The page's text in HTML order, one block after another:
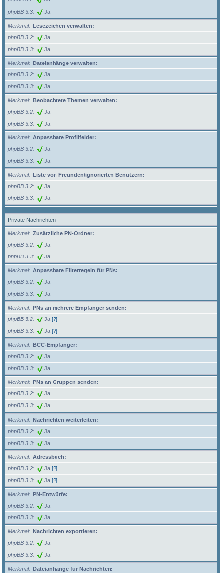
phpBB 3.3 Ja
Merkmal
Lesezeichen verwalten:
phpBB 3.2
Ja
phpBB 3.3 Ja
Merkmal
Dateianhänge verwalten:
phpBB 3.2
Ja
phpBB 3.3 Ja
Merkmal
Beobachtete Themen verwalten:
phpBB 3.2
Ja
phpBB 3.3 Ja
Merkmal
Anpassbare Profilfelder:
phpBB 3.2
Ja
phpBB 3.3 Ja
Merkmal
Liste von Freunden/ignorierten Benutzern:
phpBB 3.2
Ja
phpBB 3.3 Ja
Private Nachrichten
Merkmal
Zusätzliche PN-Ordner:
phpBB 3.2
Ja
phpBB 3.3 Ja
Merkmal
Anpassbare Filterregeln für PNs:
phpBB 3.2
Ja
phpBB 3.3 Ja
Merkmal
PNs an mehrere Empfänger senden:
phpBB 3.2
Ja [?]
phpBB 3.3 Ja [?]
Merkmal
BCC-Empfänger:
phpBB 3.2
Ja
phpBB 3.3 Ja
Merkmal
PNs an Gruppen senden:
phpBB 3.2
Ja
phpBB 3.3 Ja
Merkmal
Nachrichten weiterleiten:
phpBB 3.2
Ja
phpBB 3.3 Ja
Merkmal
Adressbuch:
phpBB 3.2
Ja [?]
phpBB 3.3 Ja [?]
Merkmal
PN-Entwürfe:
phpBB 3.2
Ja
phpBB 3.3 Ja
Merkmal
Nachrichten exportieren:
phpBB 3.2
Ja
phpBB 3.3 Ja
Merkmal
Dateianhänge für Nachrichten: